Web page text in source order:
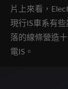
片上來看，
現行IS車系有
落的線條營造
電IS。